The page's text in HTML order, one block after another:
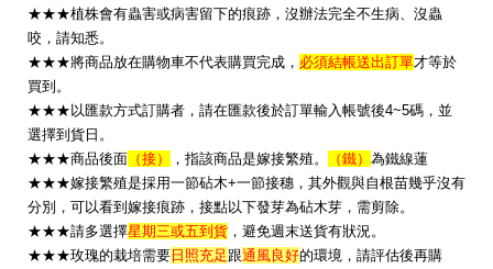
★★★植株會有蟲害或病害留下的痕跡，沒辦法完全不生病、沒蟲
咬，請知悉。
★★★將商品放在購物車不代表購買完成， 必須結帳送出訂單才等於
買到。
★★★以匯款方式訂購者，請在匯款後於訂單輸入帳號後4~5碼，並
選擇到貨日。
★★★商品後面 （接） ，指該商品是嫁接繁殖。 （鐵） 為鐵線蓮
★★★嫁接繁殖是採用一節砧木+一節接穗，其外觀與自根苗幾乎沒有
分別，可以看到嫁接痕跡，接點以下發芽為砧木芽，需剪除。
★★★請多選擇星期三或五到貨 ，避免週末送貨有狀況。
★★★玫瑰的栽培需要日照充足 跟通風良好的環境，請評估後再購